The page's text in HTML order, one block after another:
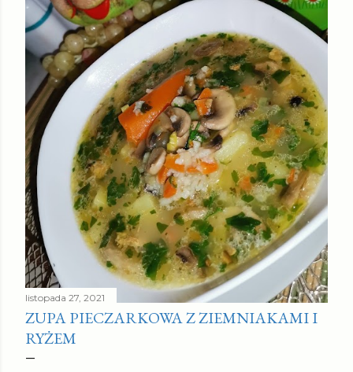
listopada 27, 2021
ZUPA PIECZARKOWA Z ZIEMNIAKAMI I
RYŻEM